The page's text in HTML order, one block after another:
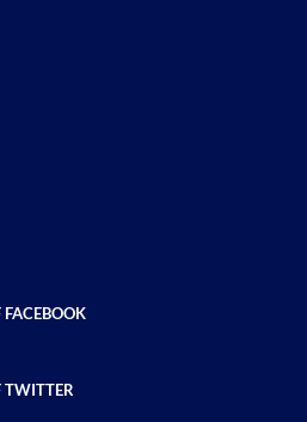
FACEBOOK
TWITTER